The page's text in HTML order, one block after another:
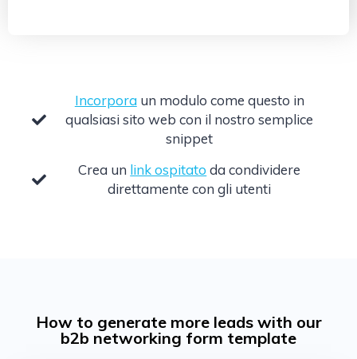
Incorpora un modulo come questo in
qualsiasi sito web con il nostro semplice
snippet
Crea un link ospitato da condividere
direttamente con gli utenti
How to generate more leads with our
b2b networking form template